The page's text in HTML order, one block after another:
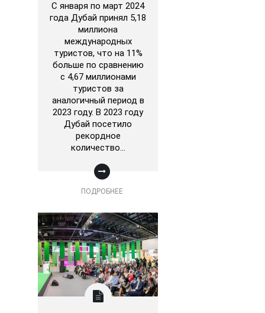
С января по март 2024
года Дубай принял 5,18
миллиона
международных
туристов, что на 11%
больше по сравнению
с 4,67 миллионами
туристов за
аналогичный период в
2023 году. В 2023 году
Дубай посетило
рекордное
количество…
ПОДРОБНЕЕ